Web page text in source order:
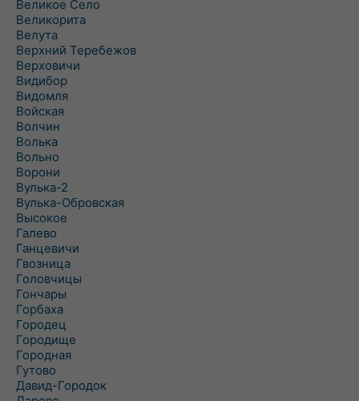
Великое Село
Великорита
Велута
Верхний Теребежов
Верховичи
Видибор
Видомля
Войская
Волчин
Волька
Вольно
Ворони
Вулька-2
Вулька-Обровская
Высокое
Галево
Ганцевичи
Гвозница
Головчицы
Гончары
Горбаха
Городец
Городище
Городная
Гутово
Давид-Городок